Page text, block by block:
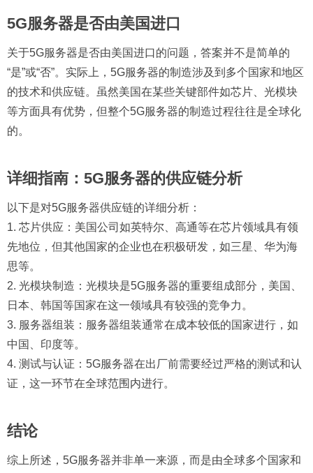
5G服务器是否由美国进口
关于5G服务器是否由美国进口的问题，答案并不是简单的
“是”或“否”。实际上，5G服务器的制造涉及到多个国家和地区
的技术和供应链。虽然美国在某些关键部件如芯片、光模块
等方面具有优势，但整个5G服务器的制造过程往往是全球化
的。
详细指南：5G服务器的供应链分析
以下是对5G服务器供应链的详细分析：
1. 芯片供应：美国公司如英特尔、高通等在芯片领域具有领
先地位，但其他国家的企业也在积极研发，如三星、华为海
思等。
2. 光模块制造：光模块是5G服务器的重要组成部分，美国、
日本、韩国等国家在这一领域具有较强的竞争力。
3. 服务器组装：服务器组装通常在成本较低的国家进行，如
中国、印度等。
4. 测试与认证：5G服务器在出厂前需要经过严格的测试和认
证，这一环节在全球范围内进行。
结论
综上所述，5G服务器并非单一来源，而是由全球多个国家和